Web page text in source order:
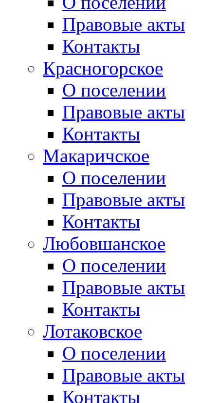
Правовые акты
Контакты
Красногорское
О поселении
Правовые акты
Контакты
Макаричское
О поселении
Правовые акты
Контакты
Любовшанское
О поселении
Правовые акты
Контакты
Лотаковское
О поселении
Правовые акты
Контакты